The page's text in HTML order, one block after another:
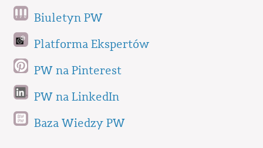
Biuletyn PW
Platforma Ekspertów
PW na Pinterest
PW na LinkedIn
Baza Wiedzy PW